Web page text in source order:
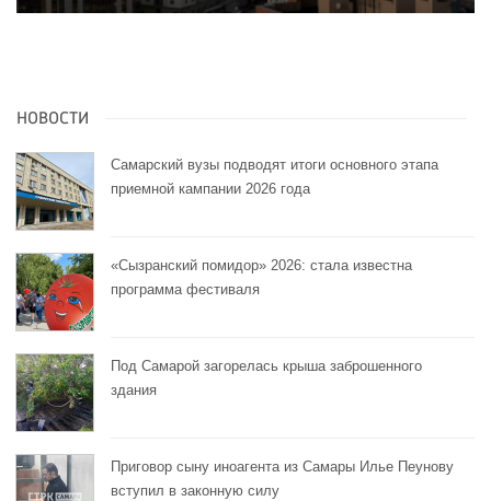
НОВОСТИ
Самарский вузы подводят итоги основного этапа
приемной кампании 2026 года
«Сызранский помидор» 2026: стала известна
программа фестиваля
Под Самарой загорелась крыша заброшенного
здания
Приговор сыну иноагента из Самары Илье Пеунову
вступил в законную силу